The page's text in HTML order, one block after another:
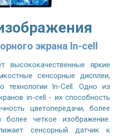
экрана In-cell
высококачественные яркие
сенсорные дисплеи,
технологии In-Cell. Одно из
in-cell - их способность
цветопередачи, более
четкое изображение.
сенсорный датчик к